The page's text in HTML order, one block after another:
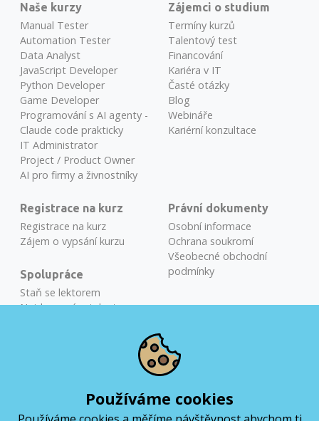
Používáme cookies
Bronislav Novák
Naše kurzy
Manual Tester
Automation Tester
Data Analyst
JavaScript Developer
Python Developer
Game Developer
Programování s AI agenty -
Claude code prakticky
IT Administrator
Project / Product Owner
AI pro firmy a živnostníky
Zájemci o studium
Termíny kurzů
Talentový test
Financování
Kariéra v IT
Časté otázky
Blog
Webináře
Kariérní konzultace
Registrace na kurz
Registrace na kurz
Zájem o vypsání kurzu
Spolupráce
Staň se lektorem
Najdeme vám talenty
Právní dokumenty
Osobní informace
Ochrana soukromí
Všeobecné obchodní
podmínky